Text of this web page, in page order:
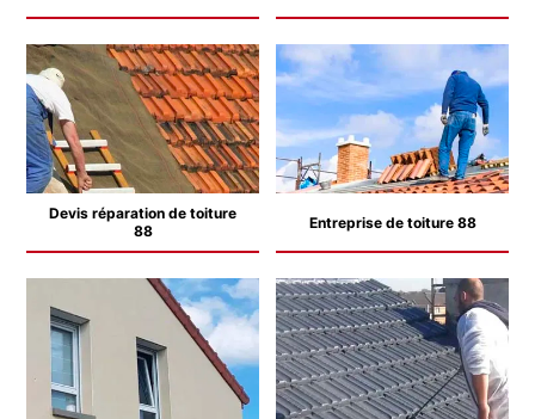
Devis réparation de toiture
88
Entreprise de toiture 88